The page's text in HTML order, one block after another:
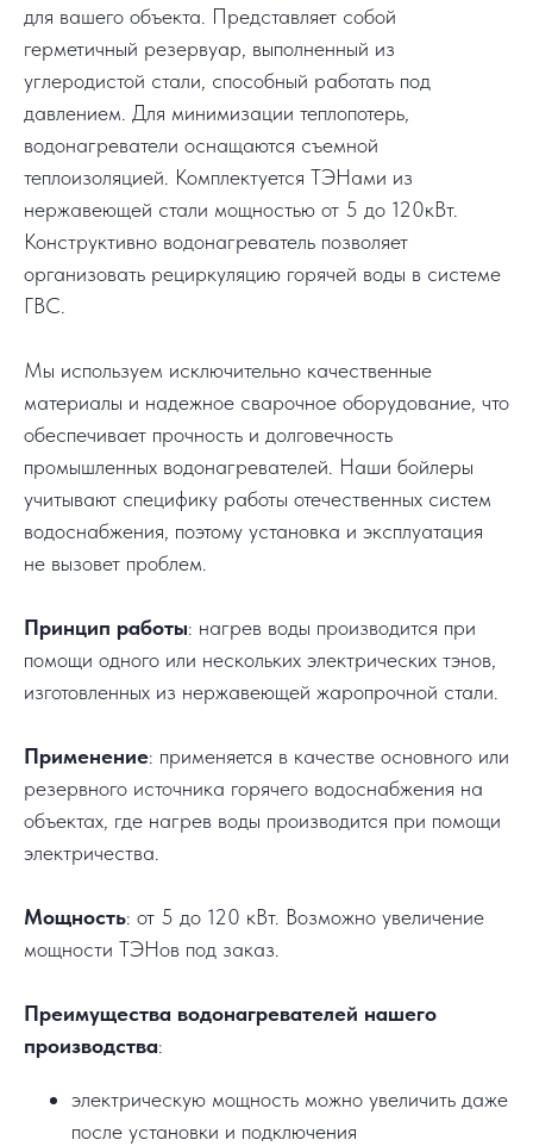
для вашего объекта. Представляет собой
герметичный резервуар, выполненный из
углеродистой стали, способный работать под
давлением. Для минимизации теплопотерь,
водонагреватели оснащаются съемной
теплоизоляцией. Комплектуется ТЭНами из
нержавеющей стали мощностью от 5 до 120кВт.
Конструктивно водонагреватель позволяет
организовать рециркуляцию горячей воды в системе
ГВС.
Мы используем исключительно качественные
материалы и надежное сварочное оборудование, что
обеспечивает прочность и долговечность
промышленных водонагревателей. Наши бойлеры
учитывают специфику работы отечественных систем
водоснабжения, поэтому установка и эксплуатация
не вызовет проблем.
Принцип работы: нагрев воды производится при
помощи одного или нескольких электрических тэнов,
изготовленных из нержавеющей жаропрочной стали.
Применение: применяется в качестве основного или
резервного источника горячего водоснабжения на
объектах, где нагрев воды производится при помощи
электричества.
Мощность: от 5 до 120 кВт. Возможно увеличение
мощности ТЭНов под заказ.
Преимущества водонагревателей нашего
производства:
электрическую мощность можно увеличить даже
после установки и подключения